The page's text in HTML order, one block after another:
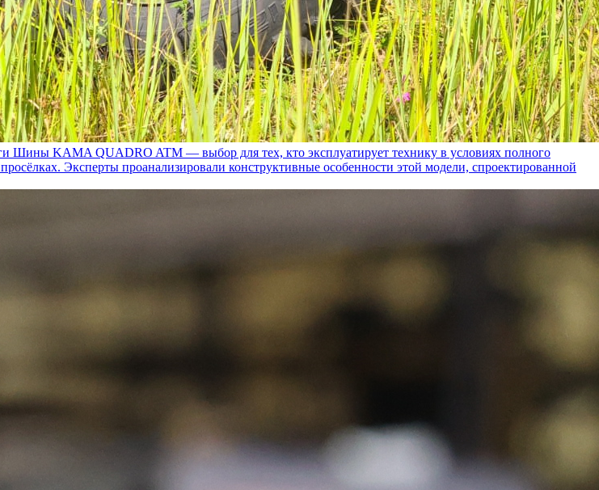
Шины KAMA QUADRO ATM — выбор для тех, кто эксплуатирует технику в условиях полного
Эксперты проанализировали конструктивные особенности этой модели, спроектированной